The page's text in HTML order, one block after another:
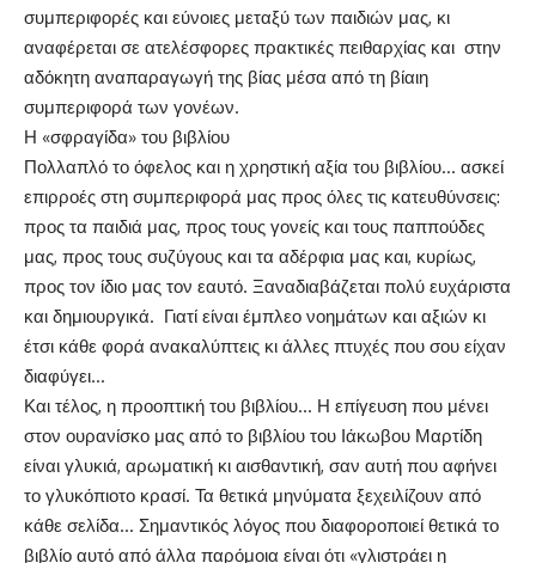
συμπεριφορές και εύνοιες μεταξύ των παιδιών μας, κι
αναφέρεται σε ατελέσφορες πρακτικές πειθαρχίας και στην
αδόκητη αναπαραγωγή της βίας μέσα από τη βίαιη
συμπεριφορά των γονέων.
Η «σφραγίδα» του βιβλίου
Πολλαπλό το όφελος και η χρηστική αξία του βιβλίου… ασκεί
επιρροές στη συμπεριφορά μας προς όλες τις κατευθύνσεις:
προς τα παιδιά μας, προς τους γονείς και τους παππούδες
μας, προς τους συζύγους και τα αδέρφια μας και, κυρίως,
προς τον ίδιο μας τον εαυτό. Ξαναδιαβάζεται πολύ ευχάριστα
και δημιουργικά. Γιατί είναι έμπλεο νοημάτων και αξιών κι
έτσι κάθε φορά ανακαλύπτεις κι άλλες πτυχές που σου είχαν
διαφύγει…
Και τέλος, η προοπτική του βιβλίου… Η επίγευση που μένει
στον ουρανίσκο μας από το βιβλίου του Ιάκωβου Μαρτίδη
είναι γλυκιά, αρωματική κι αισθαντική, σαν αυτή που αφήνει
το γλυκόπιοτο κρασί. Τα θετικά μηνύματα ξεχειλίζουν από
κάθε σελίδα… Σημαντικός λόγος που διαφοροποιεί θετικά το
βιβλίο αυτό από άλλα παρόμοια είναι ότι «γλιστράει η